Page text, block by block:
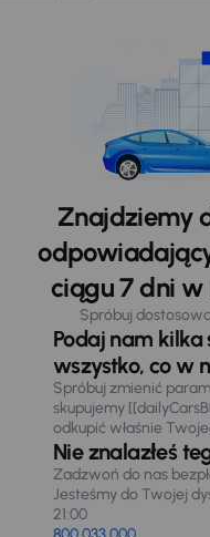
Znajdziemy
ciągu 7 dni w
Spróbuj
Podaj nam kilka
wszystko, co w
Spróbuj zmienić
skupujemy
odkupić właśnie
Nie znalazłeś
Zadzwoń do nas
Jesteśmy do Twojej
21:00